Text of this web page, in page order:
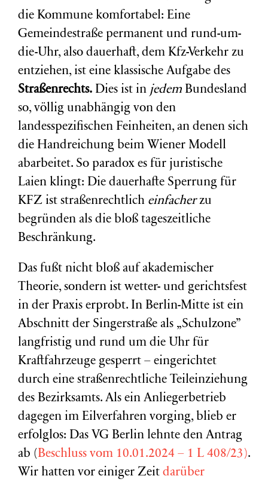
die Kommune komfortabel: Eine
Gemeindestraße permanent und rund-um-
die-Uhr, also dauerhaft, dem Kfz-Verkehr zu
entziehen, ist eine klassische Aufgabe des
Straßenrechts. Dies ist in jedem Bundesland
so, völlig unabhängig von den
landesspezifischen Feinheiten, an denen sich
die Handreichung beim Wiener Modell
abarbeitet. So paradox es für juristische
Laien klingt: Die dauerhafte Sperrung für
KFZ ist straßenrechtlich einfacherzu
begründen als die bloß tageszeitliche
Beschränkung.
Das fußt nicht bloß auf akademischer
Theorie, sondern ist wetter- und gerichtsfest
in der Praxis erprobt. In Berlin-Mitte ist ein
Abschnitt der Singerstraße als „Schulzone”
langfristig und rund um die Uhr für
Kraftfahrzeuge gesperrt – eingerichtet
durch eine straßenrechtliche Teileinziehung
des Bezirksamts. Als ein Anliegerbetrieb
dagegen im Eilverfahren vorging, blieb er
erfolglos: Das VG Berlin lehnte den Antrag
ab (Beschluss vom 10.01.2024 – 1 L 408/23).
Wir hatten vor einiger Zeit darüber